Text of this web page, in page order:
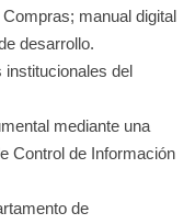
manual digital
desarrollo.
del
mediante una
Control de Información
de